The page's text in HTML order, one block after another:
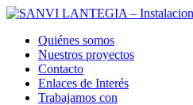
Ir
contenidoQuiénes somos
Nuestros proyectos
Contacto
Enlaces de Interés
Trabajamos con